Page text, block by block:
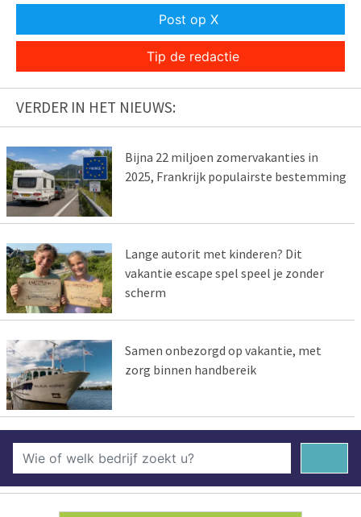
Post op X
Tip de redactie
VERDER IN HET NIEUWS:
Bijna 22 miljoen zomervakanties in
2025, Frankrijk populairste bestemming
Lange autorit met kinderen? Dit
vakantie escape spel speel je zonder
scherm
Samen onbezorgd op vakantie, met
zorg binnen handbereik